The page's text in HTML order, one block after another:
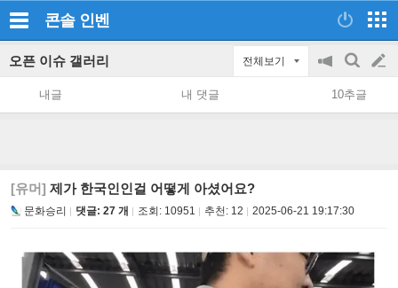
콘솔 인벤
오픈 이슈 갤러리 전체보기
공
지
on/off
검
색
글
쓰
내글 내 댓글 10추글
[유머] 제가 한국인인걸 어떻게 아셨어요?
문화승리 댓글: 27 개 조회: 10951 추천: 12 2025-06-21 19:17:30